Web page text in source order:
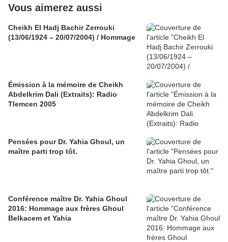
Vous aimerez aussi
Cheikh El Hadj Bachir Zerrouki
(13/06/1924 – 20/07/2004) / Hommage
Émission à la mémoire de Cheikh
Abdelkrim Dali (Extraits): Radio
Tlemcen 2005
Pensées pour Dr. Yahia Ghoul, un
maître parti trop tôt.
Conférence maître Dr. Yahia Ghoul
2016: Hommage aux frères Ghoul
Belkacem et Yahia